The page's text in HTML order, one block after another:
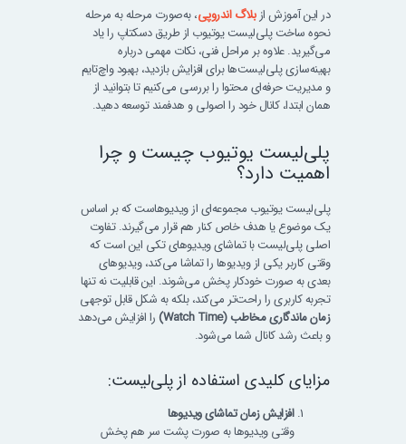
در این آموزش ازبلاگ اندروپی، به‌صورت مرحله‌ به‌ مرحله
نحوه ساخت پلی‌لیست یوتیوب از طریق دسکتاپ را یاد
می‌گیرید. علاوه بر مراحل فنی، نکات مهمی درباره
بهینه‌سازی پلی‌لیست‌ها برای افزایش بازدید، بهبود واچ‌تایم
و مدیریت حرفه‌ای محتوا را بررسی می‌کنیم تا بتوانید از
همان ابتدا، کانال خود را اصولی و هدفمند توسعه دهید.
پلی‌لیست یوتیوب چیست و چرا
اهمیت دارد؟
پلی‌لیست یوتیوب مجموعه‌ای از ویدیوهاست که بر اساس
یک موضوع یا هدف خاص کنار هم قرار می‌گیرند. تفاوت
اصلی پلی‌لیست با تماشای ویدیوهای تکی این است که
وقتی کاربر یکی از ویدیوها را تماشا می‌کند، ویدیوهای
بعدی به صورت خودکار پخش می‌شوند. این قابلیت نه تنها
تجربه کاربری را راحت‌تر می‌کند، بلکه به شکل قابل توجهی
زمان ماندگاری مخاطب (Watch Time)
را افزایش می‌دهد
و باعث رشد کانال شما می‌شود.
مزایای کلیدی استفاده از پلی‌لیست:
افزایش زمان تماشای ویدیوها
وقتی ویدیوها به صورت پشت سر هم پخش